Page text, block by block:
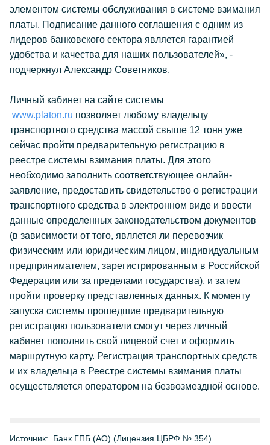
элементом системы обслуживания в системе взимания
платы. Подписание данного соглашения с одним из
лидеров банковского сектора является гарантией
удобства и качества для наших пользователей», -
подчеркнул Александр Советников.
Личный кабинет на сайте системы
www.platon.ru позволяет любому владельцу
транспортного средства массой свыше 12 тонн уже
сейчас пройти предварительную регистрацию в
реестре системы взимания платы. Для этого
необходимо заполнить соответствующее онлайн-
заявление, предоставить свидетельство о регистрации
транспортного средства в электронном виде и ввести
данные определенных законодательством документов
(в зависимости от того, является ли перевозчик
физическим или юридическим лицом, индивидуальным
предпринимателем, зарегистрированным в Российской
Федерации или за пределами государства), и затем
пройти проверку представленных данных. К моменту
запуска системы прошедшие предварительную
регистрацию пользователи смогут через личный
кабинет пополнить свой лицевой счет и оформить
маршрутную карту. Регистрация транспортных средств
и их владельца в Реестре системы взимания платы
осуществляется оператором на безвозмездной основе.
Источник: Банк ГПБ (АО) (Лицензия ЦБРФ № 354)